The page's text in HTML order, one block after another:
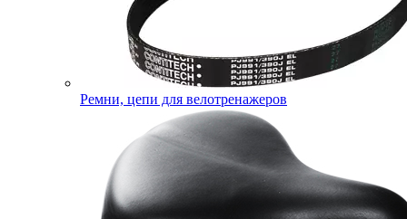
Ремни, цепи для велотренажеров